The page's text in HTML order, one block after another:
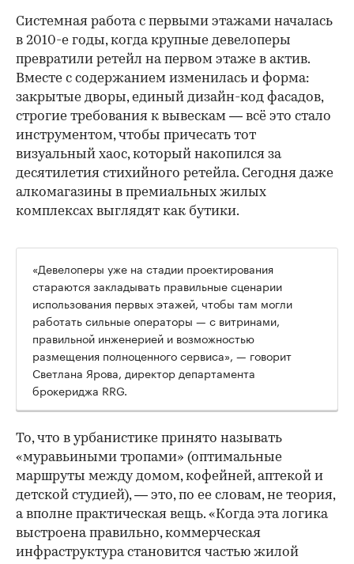
Системная работа с первыми этажами началась
в 2010-е годы, когда крупные девелоперы
превратили ретейл на первом этаже в актив.
Вместе с содержанием изменилась и форма:
закрытые дворы, единый дизайн-код фасадов,
строгие требования к вывескам — всё это стало
инструментом, чтобы причесать тот
визуальный хаос, который накопился за
десятилетия стихийного ретейла. Сегодня даже
алкомагазины в премиальных жилых
комплексах выглядят как бутики.
00:00
«Девелоперы уже на стадии проектирования
стараются закладывать правильные сценарии
использования первых этажей, чтобы там могли
работать сильные операторы — с витринами,
правильной инженерией и возможностью
размещения полноценного сервиса», — говорит
Светлана Ярова, директор департамента
брокериджа RRG.
То, что в урбанистике принято называть
«муравьиными тропами» (оптимальные
маршруты между домом, кофейней, аптекой и
детской студией), — это, по ее словам, не теория,
а вполне практическая вещь. «Когда эта логика
выстроена правильно, коммерческая
инфраструктура становится частью жилой